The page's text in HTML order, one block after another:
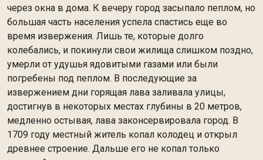
через окна в дома. К вечеру город засыпало пеплом, но
большая часть населения успела спастись еще во
время извержения. Лишь те, которые долго
колебались, и покинули свои жилища слишком поздно,
умерли от удушья ядовитыми газами или были
погребены под пеплом. В последующие за
извержением дни горящая лава заливала улицы,
достигнув в некоторых местах глубины в 20 метров,
медленно остывая, лава законсервировала город. В
1709 году местный житель копал колодец и открыл
древнее строение. Дальше его не копал только